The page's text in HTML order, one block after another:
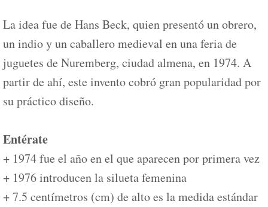
La idea fue de Hans Beck, quien presentó un obrero,
un indio y un caballero medieval en una feria de
juguetes de Nuremberg, ciudad almena, en 1974. A
partir de ahí, este invento cobró gran popularidad por
su práctico diseño.
Entérate
+ 1974 fue el año en el que aparecen por primera vez
+ 1976 introducen la silueta femenina
+ 7.5 centímetros (cm) de alto es la medida estándar